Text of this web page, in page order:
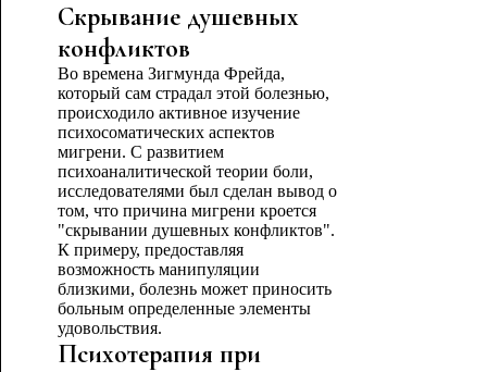
Скрывание душевных
конфликтов
Во времена Зигмунда Фрейда,
который сам страдал этой болезнью,
происходило активное изучение
психосоматических аспектов
мигрени. С развитием
психоаналитической теории боли,
исследователями был сделан вывод о
том, что причина мигрени кроется
"скрывании душевных конфликтов".
К примеру, предоставляя
возможность манипуляции
близкими, болезнь может приносить
больным определенные элементы
удовольствия.
Психотерапия при